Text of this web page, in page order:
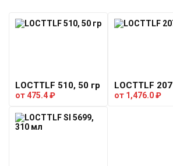
LOCTTLF 510, 50 гр
от475.4₽
LOCTTLF 207
от 1,476.0₽